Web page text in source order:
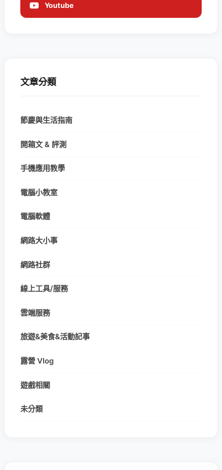
Youtube
文章分類
節慶與生活指南
開箱文 & 評測
手機應用教學
電腦小教室
電腦軟體
網路大小事
網路社群
線上工具/服務
雲端服務
旅遊&美食&活動記事
露營 Vlog
遊戲相關
未分類